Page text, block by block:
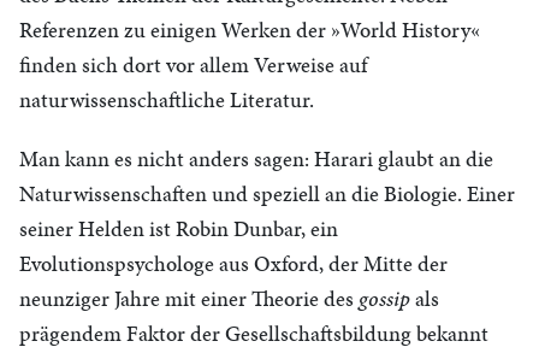
Referenzen zu einigen Werken der »World History«
finden sich dort vor allem Verweise auf
naturwissenschaftliche Literatur.
Man kann es nicht anders sagen: Harari glaubt an die
Naturwissenschaften und speziell an die Biologie. Einer
seiner Helden ist Robin Dunbar, ein
Evolutionspsychologe aus Oxford, der Mitte der
neunziger Jahre mit einer Theorie des gossipals
prägendem Faktor der Gesellschaftsbildung bekannt